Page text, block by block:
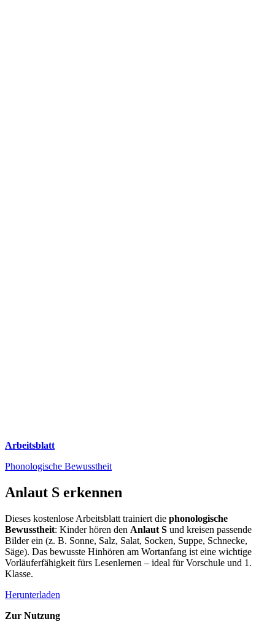
Arbeitsblatt
Phonologische Bewusstheit
Anlaut S erkennen
Dieses kostenlose Arbeitsblatt trainiert die phonologische
Bewusstheit: Kinder hören den Anlaut S und kreisen passende
Bilder ein (z. B. Sonne, Salz, Salat, Socken, Suppe, Schnecke,
Säge). Das bewusste Hinhören am Wortanfang ist eine wichtige
Vorläuferfähigkeit fürs Lesenlernen – ideal für Vorschule und 1.
Klasse.
Herunterladen
Zur Nutzung